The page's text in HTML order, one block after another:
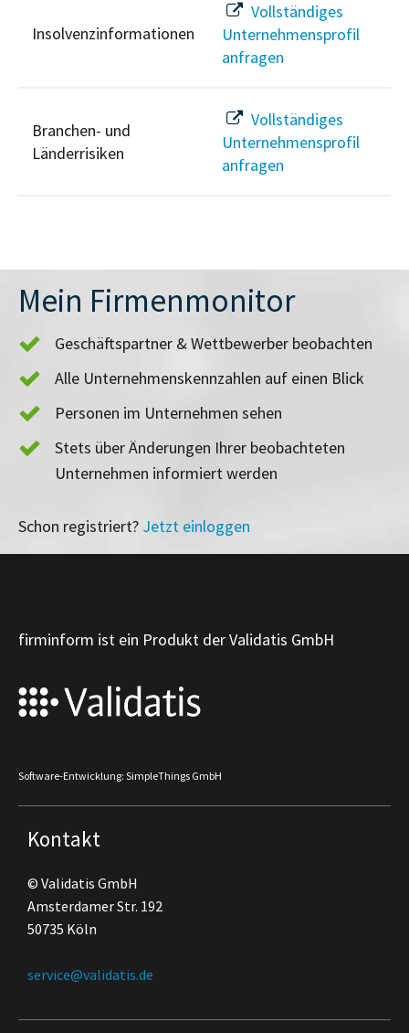
Insolvenzinformationen
Vollständiges
Unternehmensprofil
anfragen
Branchen- und
Länderrisiken
Vollständiges
Unternehmensprofil
anfragen
Mein Firmenmonitor
Geschäftspartner & Wettbewerber beobachten
Alle Unternehmenskennzahlen auf einen Blick
Personen im Unternehmen sehen
Stets über Änderungen Ihrer beobachteten
Unternehmen informiert werden
Schon registriert? Jetzt einloggen
firminform ist ein Produkt der Validatis GmbH
Software-Entwicklung: SimpleThings GmbH
Kontakt
© Validatis GmbH
Amsterdamer Str. 192
50735 Köln
service@validatis.de